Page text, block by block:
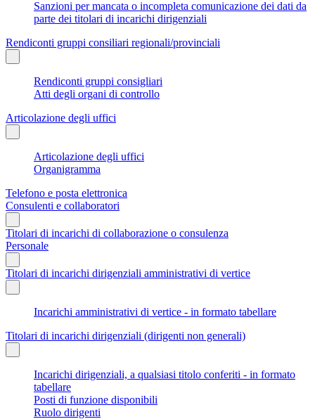
Sanzioni per mancata o incompleta comunicazione dei dati da
parte dei titolari di incarichi dirigenziali
Rendiconti gruppi consiliari regionali/provinciali
Rendiconti gruppi consigliari
Atti degli organi di controllo
Articolazione degli uffici
Articolazione degli uffici
Organigramma
Telefono e posta elettronica
Consulenti e collaboratori
Titolari di incarichi di collaborazione o consulenza
Personale
Titolari di incarichi dirigenziali amministrativi di vertice
Incarichi amministrativi di vertice - in formato tabellare
Titolari di incarichi dirigenziali (dirigenti non generali)
Incarichi dirigenziali, a qualsiasi titolo conferiti - in formato
tabellare
Posti di funzione disponibili
Ruolo dirigenti